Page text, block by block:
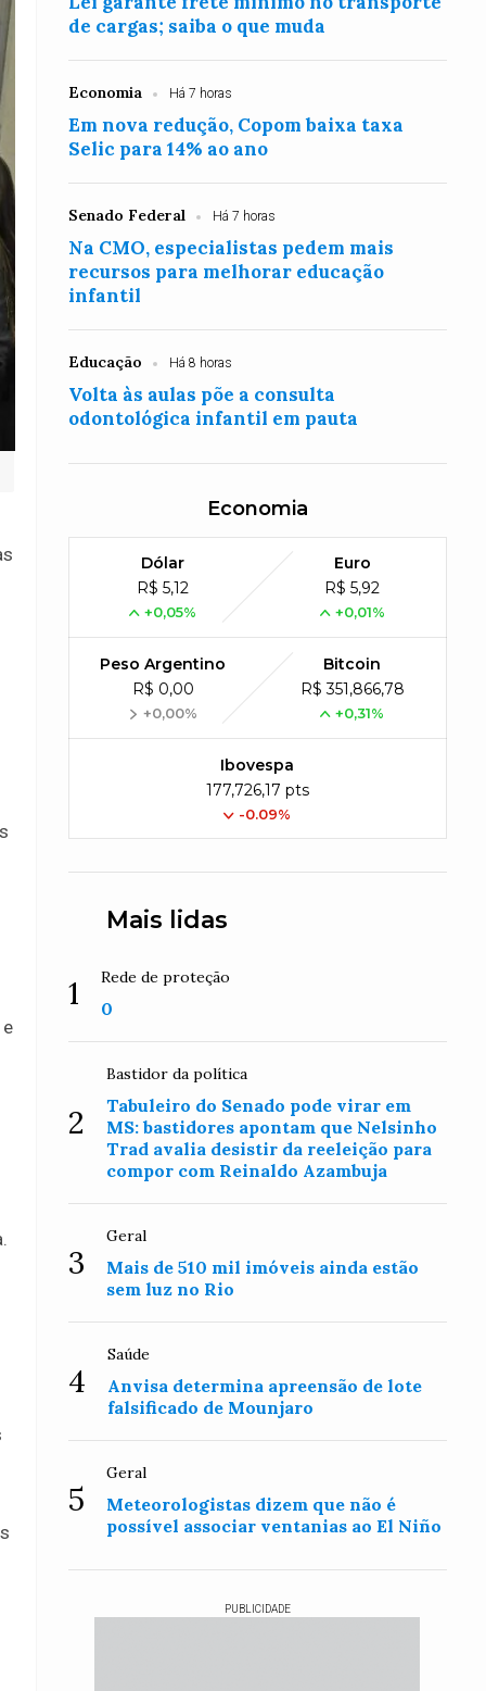
de cargas; saiba o que muda
Economia Há 7 horas
Em nova redução, Copom baixa taxa
Selic para 14% ao ano
Senado Federal Há 7 horas
Na CMO, especialistas pedem mais
recursos para melhorar educação
infantil
Educação Há 8 horas
Volta às aulas põe a consulta
odontológica infantil em pauta
Economia
Dólar
R$ 5,12
+0,05%
Euro
R$ 5,92
+0,01%
Peso Argentino
R$ 0,00
+0,00%
Bitcoin
R$ 351,866,78
+0,31%
Ibovespa
177,726,17 pts
-0.09%
Mais lidas
1 Rede de proteção
0
2
Bastidor da política
Tabuleiro do Senado pode virar em
MS: bastidores apontam que Nelsinho
Trad avalia desistir da reeleição para
compor com Reinaldo Azambuja
3
Geral
Mais de 510 mil imóveis ainda estão
sem luz no Rio
4
Saúde
Anvisa determina apreensão de lote
falsificado de Mounjaro
5
Geral
Meteorologistas dizem que não é
possível associar ventanias ao El Niño
PUBLICIDADE